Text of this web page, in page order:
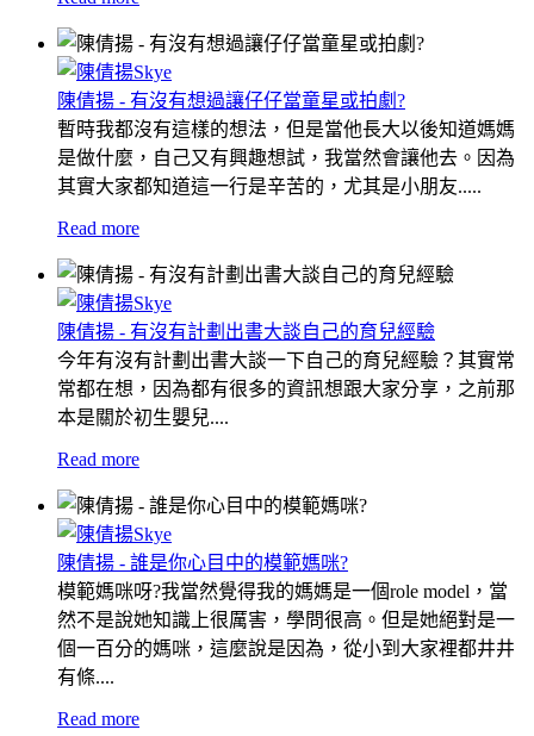
陳倩揚 - 有沒有想過讓仔仔當童星或拍劇?
暫時我都沒有這樣的想法，但是當他長大以後知道媽媽
是做什麼，自己又有興趣想試，我當然會讓他去。因為
其實大家都知道這一行是辛苦的，尤其是小朋友.....
Read more
陳倩揚 - 有沒有計劃出書大談自己的育兒經驗
今年有沒有計劃出書大談一下自己的育兒經驗？其實常
常都在想，因為都有很多的資訊想跟大家分享，之前那
本是關於初生嬰兒....
Read more
陳倩揚 - 誰是你心目中的模範媽咪?
模範媽咪呀?我當然覺得我的媽媽是一個role model，當
然不是說她知識上很厲害，學問很高。但是她絕對是一
個一百分的媽咪，這麼說是因為，從小到大家裡都井井
有條....
Read more